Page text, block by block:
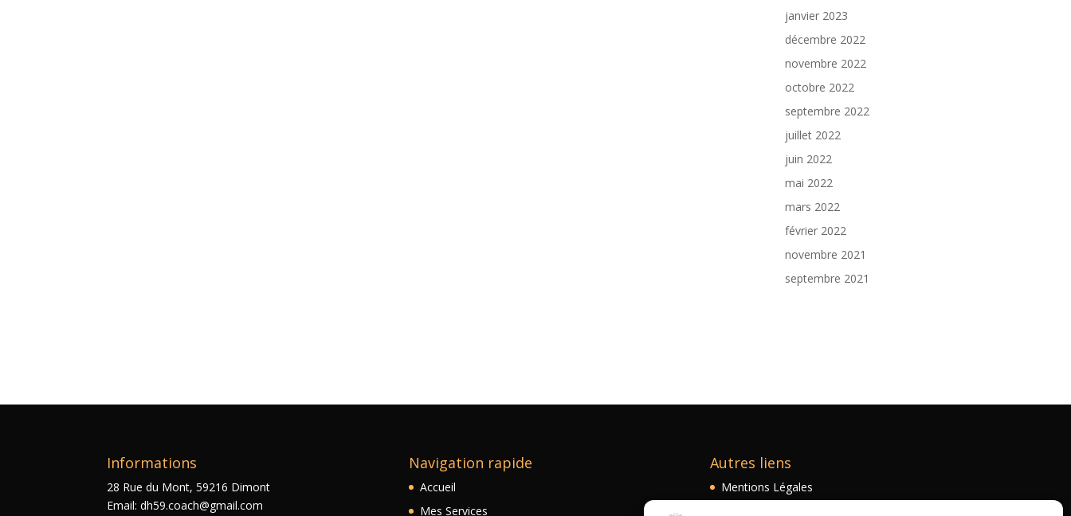
janvier 2023
décembre 2022
novembre 2022
octobre 2022
septembre 2022
juillet 2022
juin 2022
mai 2022
mars 2022
février 2022
novembre 2021
septembre 2021
Informations
28 Rue du Mont, 59216 Dimont
Email: dh59.coach@gmail.com
Navigation rapide
Accueil
Mes Services
Autres liens
Mentions Légales